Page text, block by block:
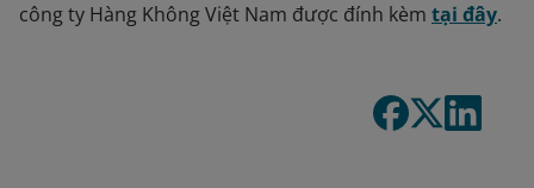
công ty Hàng Không Việt Nam được đính kèm tại đây.